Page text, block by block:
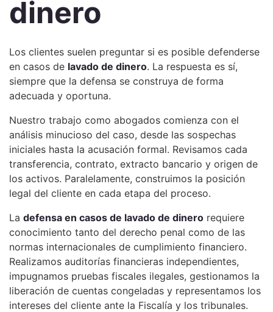
dinero
Los clientes suelen preguntar si es posible defenderse
en casos de lavado de dinero. La respuesta es sí,
siempre que la defensa se construya de forma
adecuada y oportuna.
Nuestro trabajo como abogados comienza con el
análisis minucioso del caso, desde las sospechas
iniciales hasta la acusación formal. Revisamos cada
transferencia, contrato, extracto bancario y origen de
los activos. Paralelamente, construimos la posición
legal del cliente en cada etapa del proceso.
La defensa en casos de lavado de dinero requiere
conocimiento tanto del derecho penal como de las
normas internacionales de cumplimiento financiero.
Realizamos auditorías financieras independientes,
impugnamos pruebas fiscales ilegales, gestionamos la
liberación de cuentas congeladas y representamos los
intereses del cliente ante la Fiscalía y los tribunales.